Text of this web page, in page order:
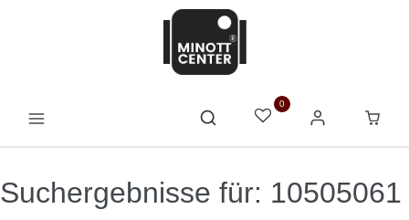
0
Suchergebnisse für: 10505061